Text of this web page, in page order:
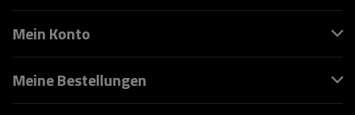
Mein Konto
Meine Bestellungen